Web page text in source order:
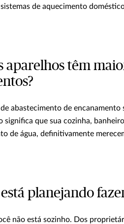
de aquecimento
aparelhos têm
abastecimento de
significa que sua cozinha,
de água, definitivamente
está planejando
não está sozinho. Dos